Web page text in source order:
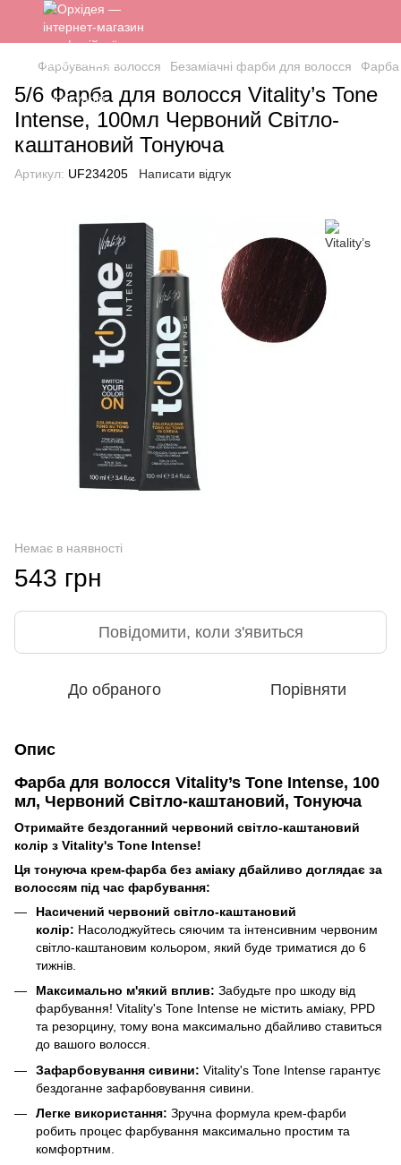
Фарбування волосся Безаміачні фарби для волосся Фарба
5/6 Фарба для волосся Vitality’s Tone
Intense, 100мл Червоний Світло-
каштановий Тонуюча
Артикул: UF234205 Написати відгук
Немає в наявності
543 грн
Повідомити, коли з'явиться
До обраного Порівняти
Опис
Фарба для волосся Vitality’s Tone Intense, 100
мл, Червоний Світло-каштановий, Тонуюча
Отримайте бездоганний червоний світло-каштановий
колір з Vitality's Tone Intense!
Ця тонуюча крем-фарба без аміаку дбайливо доглядає за
волоссям під час фарбування:
Насичений червоний світло-каштановий
колір: Насолоджуйтесь сяючим та інтенсивним червоним
світло-каштановим кольором, який буде триматися до 6
тижнів.
Максимально м'який вплив: Забудьте про шкоду від
фарбування! Vitality's Tone Intense не містить аміаку, PPD
та резорцину, тому вона максимально дбайливо ставиться
до вашого волосся.
Зафарбовування сивини: Vitality's Tone Intense гарантує
бездоганне зафарбовування сивини.
Легке використання: Зручна формула крем-фарби
робить процес фарбування максимально простим та
комфортним.